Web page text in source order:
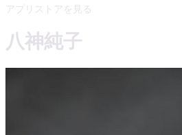
アプリストアを見る
八神純子